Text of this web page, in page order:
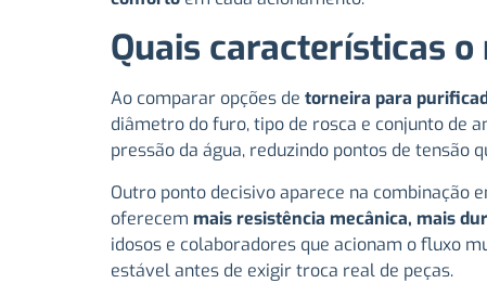
Quais características
Ao comparar opções de torneira para
diâmetro do furo, tipo de rosca e conjunto de
pressão da água, reduzindo pontos de tensão
Outro ponto decisivo aparece na combinação
oferecem mais resistência mecânica, mais
idosos e colaboradores que acionam o fluxo
estável antes de exigir troca real de peças.